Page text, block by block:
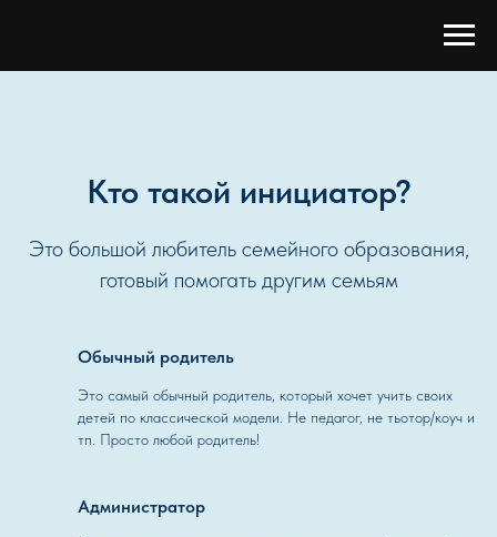
Кто такой инициатор?
Это большой любитель семейного образования,
готовый помогать другим семьям
Обычный родитель
Это самый обычный родитель, который хочет учить своих
детей по классической модели. Не педагог, не тьотор/коуч и
тп. Просто любой родитель!
Администратор